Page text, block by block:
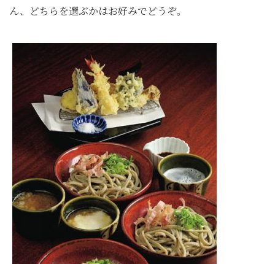
ん、どちらを選ぶかはお好みでどうぞ。